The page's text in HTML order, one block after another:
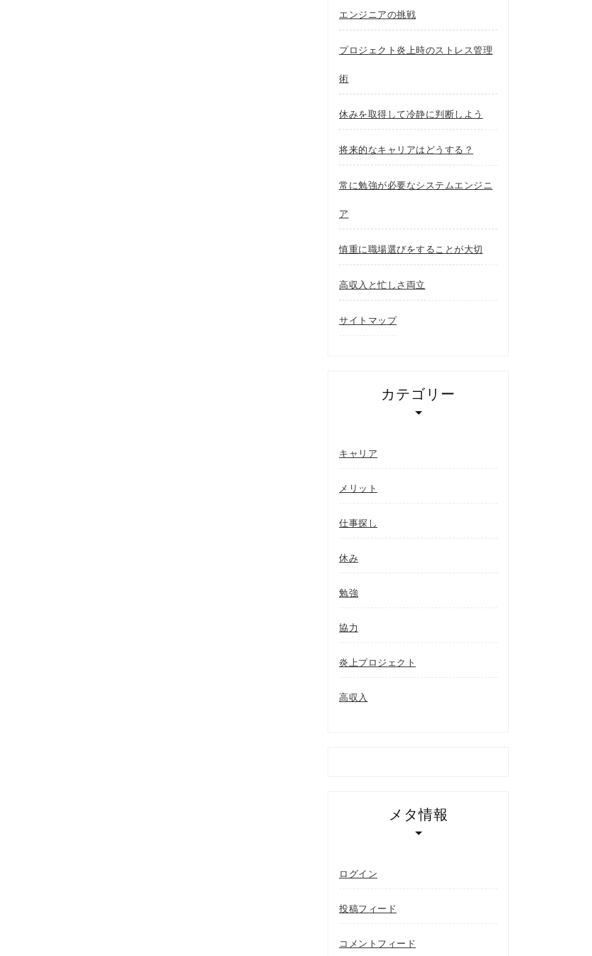
エンジニアの挑戦
プロジェクト炎上時のストレス管理
術
休みを取得して冷静に判断しよう
将来的なキャリアはどうする？
常に勉強が必要なシステムエンジニ
ア
慎重に職場選びをすることが大切
高収入と忙しさ両立
サイトマップ
カテゴリー
キャリア
メリット
仕事探し
休み
勉強
協力
炎上プロジェクト
高収入
メタ情報
ログイン
投稿フィード
コメントフィード